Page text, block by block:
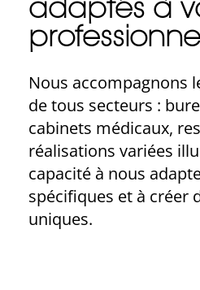
adaptés à
Nous accompagnons
de tous secteurs :
cabinets médicaux,
réalisations variées
capacité à nous
spécifiques et à créer
uniques.